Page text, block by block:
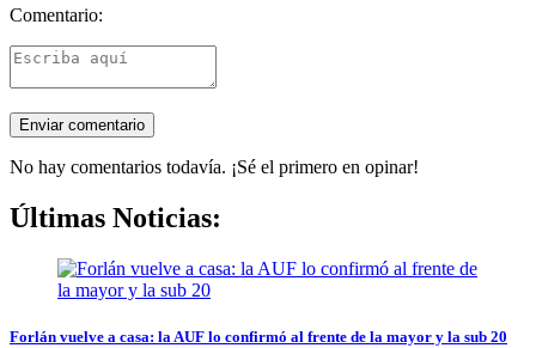
Comentario:
No hay comentarios todavía. ¡Sé el primero en opinar!
Últimas Noticias:
Forlán vuelve a casa: la AUF lo confirmó al frente de la mayor y la sub 20